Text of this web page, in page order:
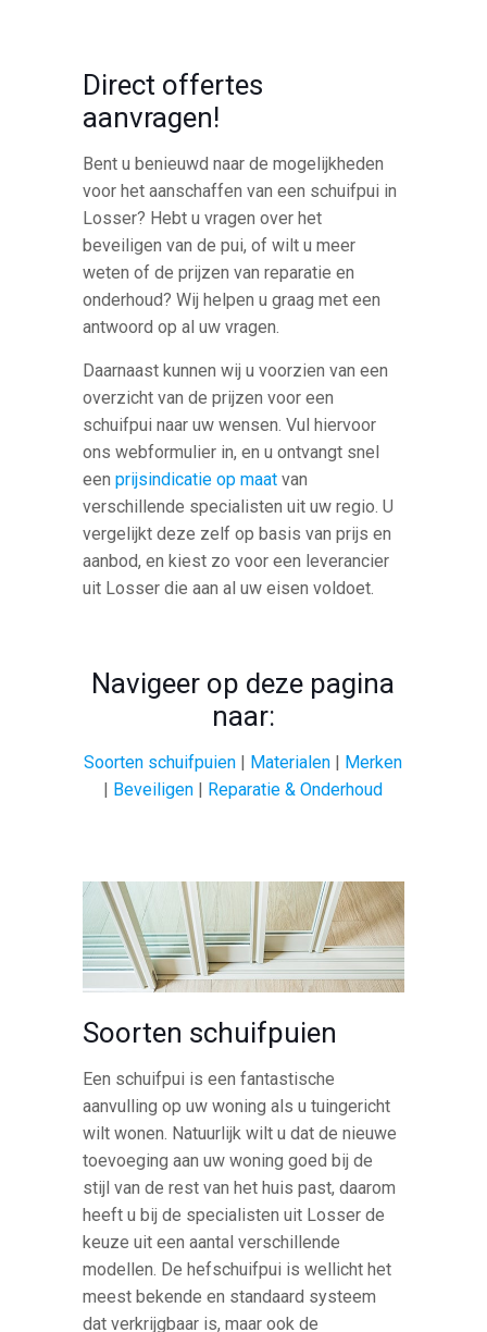
Direct offertes
aanvragen!
Bent u benieuwd naar de mogelijkheden
voor het aanschaffen van een schuifpui in
Losser? Hebt u vragen over het
beveiligen van de pui, of wilt u meer
weten of de prijzen van reparatie en
onderhoud? Wij helpen u graag met een
antwoord op al uw vragen.
Daarnaast kunnen wij u voorzien van een
overzicht van de prijzen voor een
schuifpui naar uw wensen. Vul hiervoor
ons webformulier in, en u ontvangt snel
eenprijsindicatie op maat van
verschillende specialisten uit uw regio. U
vergelijkt deze zelf op basis van prijs en
aanbod, en kiest zo voor een leverancier
uit Losser die aan al uw eisen voldoet.
Navigeer op deze pagina
naar:
Soorten schuifpuien | Materialen | Merken
| Beveiligen | Reparatie & Onderhoud
Soorten schuifpuien
Een schuifpui is een fantastische
aanvulling op uw woning als u tuingericht
wilt wonen. Natuurlijk wilt u dat de nieuwe
toevoeging aan uw woning goed bij de
stijl van de rest van het huis past, daarom
heeft u bij de specialisten uit Losser de
keuze uit een aantal verschillende
modellen. De hefschuifpui is wellicht het
meest bekende en standaard systeem
dat verkrijgbaar is, maar ook de